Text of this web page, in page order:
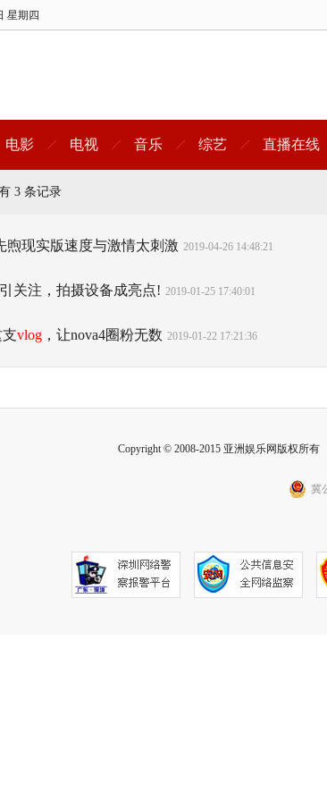
星期四
电影 电视 音乐 综艺 直播在线
3 条记录
煦现实版速度与激情太刺激 2019-04-26 14:48:21
引关注，拍摄设备成亮点! 2019-01-25 17:40:01
vlog ，让nova4圈粉无数 2019-01-22 17:21:36
Copyright © 2008-2015 亚洲娱乐网版权所
冀